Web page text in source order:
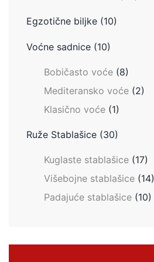
Egzotične biljke (10)
Voćne sadnice (10)
Bobičasto voće (8)
Mediteransko voće (2)
Klasično voće (1)
Ruže Stablašice (30)
Kuglaste stablašice (17)
Višebojne stablašice (14)
Padajuće stablašice (10)